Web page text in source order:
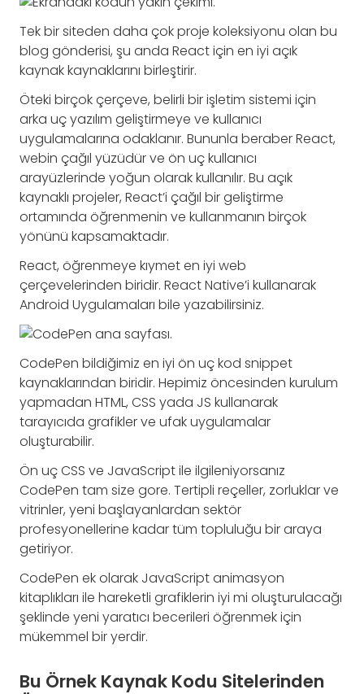
Tek bir siteden daha çok proje koleksiyonu olan bu
blog gönderisi, şu anda React için en iyi açık
kaynak kaynaklarını birleştirir.
Öteki birçok çerçeve, belirli bir işletim sistemi için
arka uç yazılım geliştirmeye ve kullanıcı
uygulamalarına odaklanır. Bununla beraber React,
webin çağıl yüzüdür ve ön uç kullanıcı
arayüzlerinde yoğun olarak kullanılır. Bu açık
kaynaklı projeler, React’i çağıl bir geliştirme
ortamında öğrenmenin ve kullanmanın birçok
yönünü kapsamaktadır.
React, öğrenmeye kıymet en iyi web
çerçevelerinden biridir. React Native’i kullanarak
Android Uygulamaları bile yazabilirsiniz.
CodePen bildiğimiz en iyi ön uç kod snippet
kaynaklarından biridir. Hepimiz öncesinden kurulum
yapmadan HTML, CSS yada JS kullanarak
tarayıcıda grafikler ve ufak uygulamalar
oluşturabilir.
Ön uç CSS ve JavaScript ile ilgileniyorsanız
CodePen tam size gore. Tertipli reçeller, zorluklar ve
vitrinler, yeni başlayanlardan sektör
profesyonellerine kadar tüm topluluğu bir araya
getiriyor.
CodePen ek olarak JavaScript animasyon
kitaplıkları ile hareketli grafiklerin iyi mi oluşturulacağı
şeklinde yeni yaratıcı becerileri öğrenmek için
mükemmel bir yerdir.
Bu Örnek Kaynak Kodu Sitelerinden